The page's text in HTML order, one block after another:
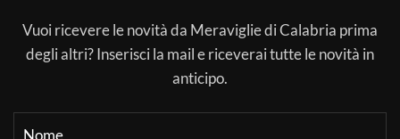
Vuoi ricevere le novità da Meraviglie di Calabria prima
degli altri? Inserisci la mail e riceverai tutte le novità in
anticipo.